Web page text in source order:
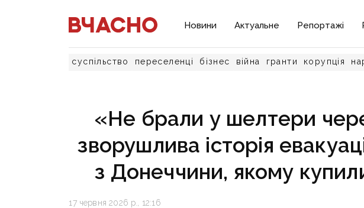
Новини Актуальне Репортажі
суспільство переселенці бізнес війна гранти корупція
«Не брали у шелтери
зворушлива історія
з Донеччини, якому
17 червня 2026 р., 12:16